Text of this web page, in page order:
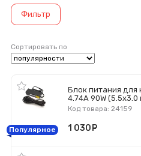
Фильтр
Сортировать по
Блок питания для
4.74A 90W (5.5x3.0
Код товара: 24159
Популярное 1 030